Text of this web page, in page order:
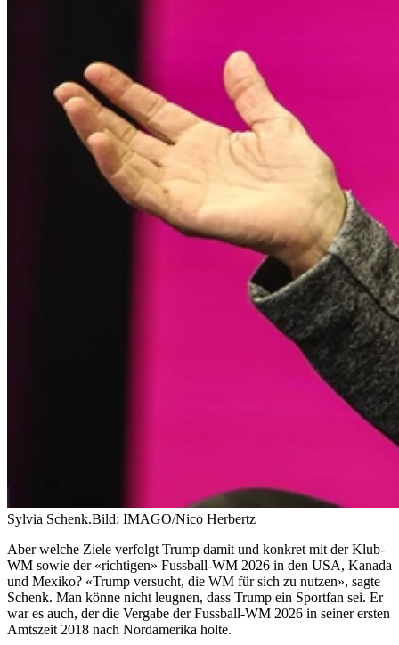
Sylvia Schenk.Bild: IMAGO/Nico Herbertz
Aber welche Ziele verfolgt Trump damit und konkret mit der Klub-
WM sowie der «richtigen» Fussball-WM 2026 in den USA, Kanada
und Mexiko? «Trump versucht, die WM für sich zu nutzen», sagte
Schenk. Man könne nicht leugnen, dass Trump ein Sportfan sei. Er
war es auch, der die Vergabe der Fussball-WM 2026 in seiner ersten
Amtszeit 2018 nach Nordamerika holte.